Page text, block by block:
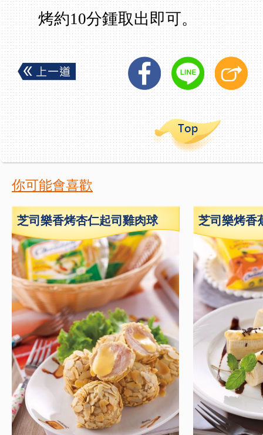
烤約10分鍾取出即可。
你可能會喜歡
芝司樂香烤杏仁起司雞肉球 芝司樂烤香